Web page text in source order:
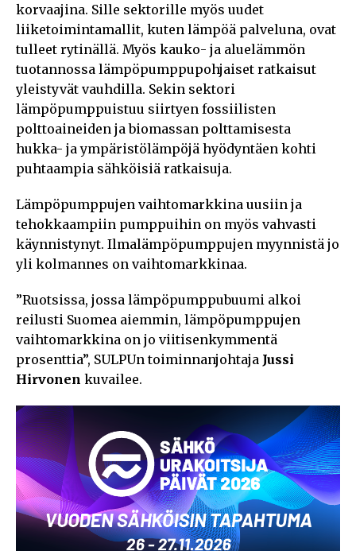
korvaajina. Sille sektorille myös uudet
liiketoimintamallit, kuten lämpöä palveluna, ovat
tulleet rytinällä. Myös kauko- ja aluelämmön
tuotannossa lämpöpumppupohjaiset ratkaisut
yleistyvät vauhdilla. Sekin sektori
lämpöpumppuistuu siirtyen fossiilisten
polttoaineiden ja biomassan polttamisesta
hukka- ja ympäristölämpöjä hyödyntäen kohti
puhtaampia sähköisiä ratkaisuja.
Lämpöpumppujen vaihtomarkkina uusiin ja
tehokkaampiin pumppuihin on myös vahvasti
käynnistynyt. Ilmalämpöpumppujen myynnistä jo
yli kolmannes on vaihtomarkkinaa.
”Ruotsissa, jossa lämpöpumppubuumi alkoi
reilusti Suomea aiemmin, lämpöpumppujen
vaihtomarkkina on jo viitisenkymmentä
prosenttia”, SULPUn toiminnanjohtaja Jussi
Hirvonen kuvailee.